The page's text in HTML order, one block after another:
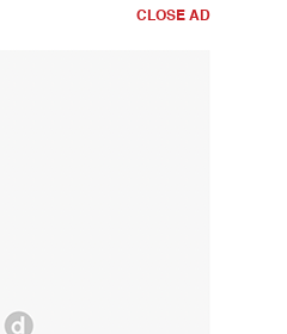
CLOSE AD